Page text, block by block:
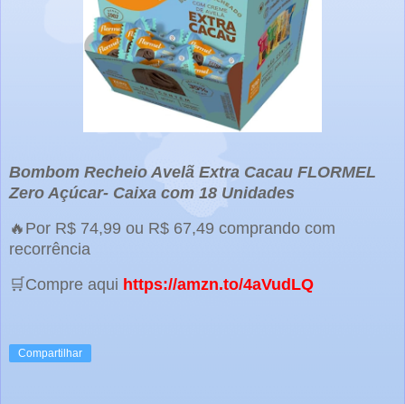
Bombom Recheio Avelã Extra Cacau FLORMEL
Zero Açúcar- Caixa com 18 Unidades
🔥Por R$ 74,99 ou R$ 67,49 comprando com
recorrência
🛒Compre aqui https://amzn.to/4aVudLQ
Compartilhar